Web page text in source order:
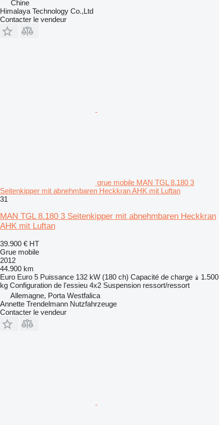
Chine
Himalaya Technology Co.,Ltd
Contacter le vendeur
grue mobile MAN TGL 8.180 3
Seitenkipper mit abnehmbaren Heckkran AHK mit Luftan
31
MAN TGL 8.180 3 Seitenkipper mit abnehmbaren Heckkran
AHK mit Luftan
39.900 € HT
Grue mobile
2012
44.900 km
Euro Euro 5 Puissance 132 kW (180 ch) Capacité de charge
1.500
kg Configuration de l'essieu 4x2 Suspension ressort/ressort
Allemagne, Porta Westfalica
Annette Trendelmann Nutzfahrzeuge
Contacter le vendeur